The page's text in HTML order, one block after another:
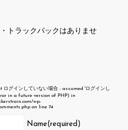
トラックバックはありませ
ログインしていない場合 - assumed 'ログインし
in a future version of PHP) in
wp-
on line74
Name(required)